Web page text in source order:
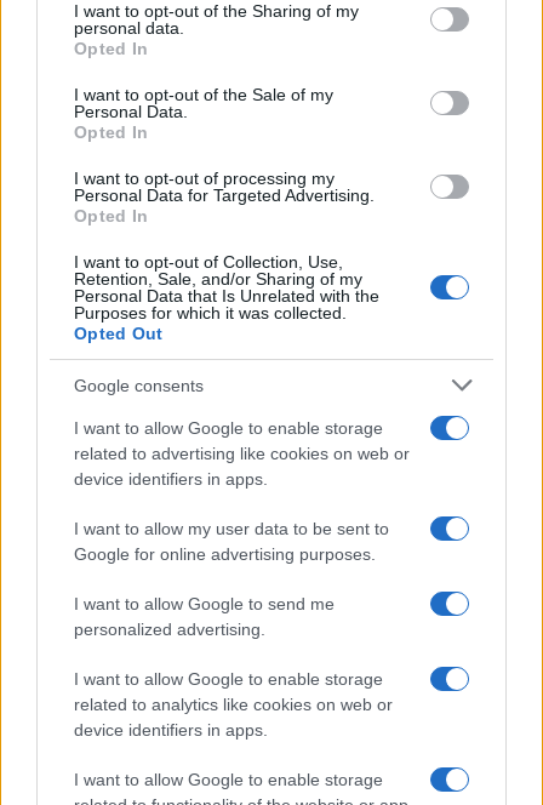
not limited to your visit or usage behaviour. You may click to
grant or deny consent to Google and its third-party tags to
use your data for below specified purposes in below Google
consent section.
I want to opt-out of the Sharing of my
personal data.
Opted In
I want to opt-out of the Sale of my
Personal Data.
Opted In
I want to opt-out of processing my
Personal Data for Targeted Advertising.
Opted In
I want to opt-out of Collection, Use,
Retention, Sale, and/or Sharing of my
Personal Data that Is Unrelated with the
Purposes for which it was collected.
Opted Out
Google consents
I want to allow Google to enable storage
related to advertising like cookies on web or
device identifiers in apps.
I want to allow my user data to be sent to
Google for online advertising purposes.
I want to allow Google to send me
personalized advertising.
I want to allow Google to enable storage
related to analytics like cookies on web or
device identifiers in apps.
I want to allow Google to enable storage
Scoperte carcasse di moto e motori in container
destinati al Senegal
NOTIZIE
Nuova Zelanda: ondata di freddo eccezionale porta
neve a bassa quota
Francesca Lombardi · 4 Ago 2026
PIÙ LETTI
Elettrici e Musica in Sinfonia